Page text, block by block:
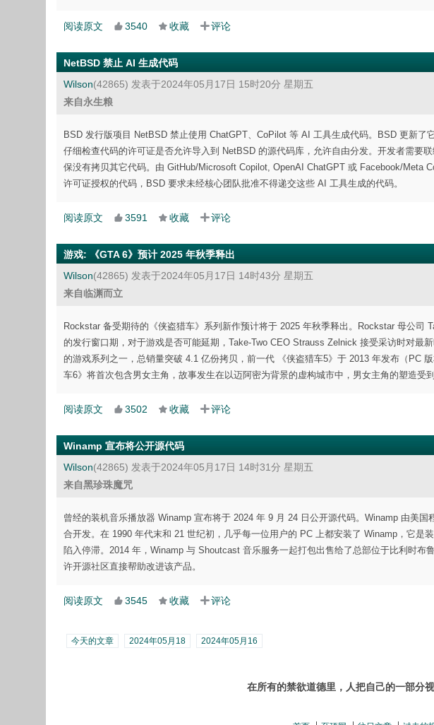
阅读原文 3540 收藏 评论
NetBSD 禁止 AI 生成代码
Wilson(42865) 发表于2024年05月17日 15时20分 星期五
来自永生粮
BSD 发行版项目 NetBSD 禁止使用 ChatGPT、CoPilot 等 AI 工具生成代码。BSD 更新
仔细检查代码的许可证是否允许导入到 NetBSD 的源代码库，允许自由分发。开发者需要
保没有拷贝其它代码。由 GitHub/Microsoft Copilot, OpenAI ChatGPT 或 Facebook/Meta
许可证授权的代码，BSD 要求未经核心团队批准不得递交这些 AI 工具生成的代码。
阅读原文 3591 收藏 评论
游戏:
《GTA 6》预计 2025 年秋季释出
Wilson(42865) 发表于2024年05月17日 14时43分 星期五
来自临渊而立
Rockstar 备受期待的《侠盗猎车》系列新作预计将于 2025 年秋季释出。Rockstar 母公司
的发行窗口期，对于游戏是否可能延期，Take-Two CEO Strauss Zelnick 接受采访时对最
的游戏系列之一，总销量突破 4.1 亿份拷贝，前一代 《侠盗猎车5》于 2013 年发布（PC
车6》将首次包含男女主角，故事发生在以迈阿密为背景的虚构城市中，男女主角的塑造受
阅读原文 3502 收藏 评论
Winamp 宣布将公开源代码
Wilson(42865) 发表于2024年05月17日 14时31分 星期五
来自黑珍珠魔咒
曾经的装机音乐播放器 Winamp 宣布将于 2024 年 9 月 24 日公开源代码。Winamp 由美
合开发。在 1990 年代末和 21 世纪初，几乎每一位用户的 PC 上都安装了 Winamp，它是
陷入停滞。2014 年，Winamp 与 Shoutcast 音乐服务一起打包出售给了总部位于比利时布
许开源社区直接帮助改进该产品。
阅读原文 3545 收藏 评论
今天的文章 2024年05月18 2024年05月16
在所有的禁欲道德里，人把自己的一部